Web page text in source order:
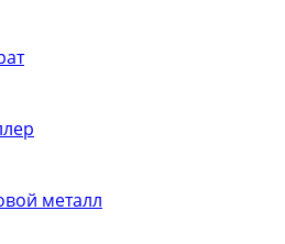
металл